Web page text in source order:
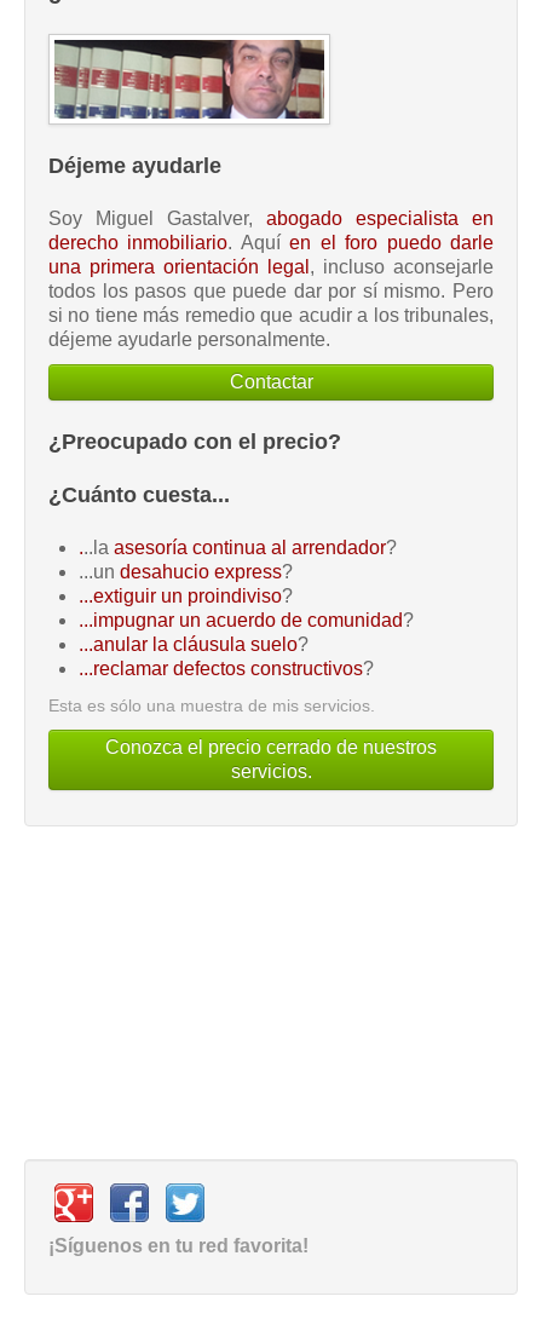
Déjeme ayudarle
Soy Miguel Gastalver, abogado especialista en
derecho inmobiliario. Aquíen el foro puedo darle
una primera orientación legal , incluso aconsejarle
todos los pasos que puede dar por sí mismo. Pero
si no tiene más remedio que acudir a los tribunales,
déjeme ayudarle personalmente.
Contactar
¿Preocupado con el precio?
¿Cuánto cuesta...
...la asesoría continua al arrendador?
...un desahucio express?
...extiguir un proindiviso?
...impugnar un acuerdo de comunidad?
...anular la cláusula suelo?
...reclamar defectos constructivos?
Esta es sólo una muestra de mis servicios.
Conozca el precio cerrado de nuestros
servicios.
¡Síguenos en tu red favorita!